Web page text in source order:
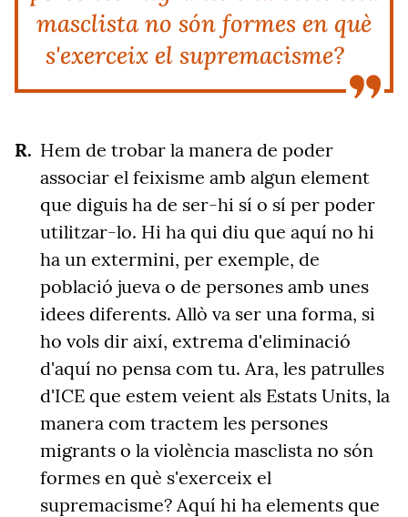
masclista no són formes en què
s'exerceix el supremacisme?
Hem de trobar la manera de poder
associar el feixisme amb algun element
que diguis ha de ser-hi sí o sí per poder
utilitzar-lo. Hi ha qui diu que aquí no hi
ha un extermini, per exemple, de
població jueva o de persones amb unes
idees diferents. Allò va ser una forma, si
ho vols dir així, extrema d'eliminació
d'aquí no pensa com tu. Ara, les patrulles
d'ICE que estem veient als Estats Units, la
manera com tractem les persones
migrants o la violència masclista no són
formes en què s'exerceix el
supremacisme? Aquí hi ha elements que